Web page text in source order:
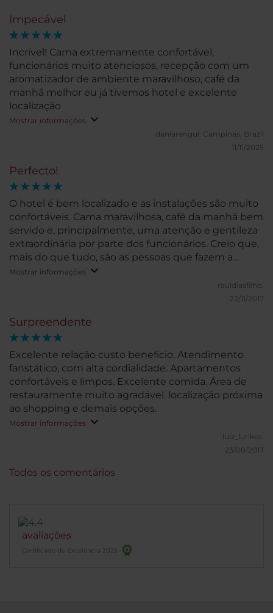
Impecável
Incrível! Cama extremamente confortável,
funcionários muito atenciosos, recepção com um
aromatizador de ambiente maravilhoso, café da
manhã melhor eu já tivemos hotel e excelente
localização
Mostrar informações
daniarengui. Campinas, Brazil
11/11/2025
Perfecto!
O hotel é bem localizado e as instalações são muito
confortáveis. Cama maravilhosa, café da manhã bem
servido e, principalmente, uma atenção e gentileza
extraordinária por parte dos funcionários. Creio que,
mais do que tudo, são as pessoas que fazem a
diferença.
Mostrar informações
rauldiasfilho.
22/11/2017
Surpreendente
Excelente relação custo benefício. Atendimento
fanstático, com alta cordialidade. Apartamentos
confortáveis e limpos. Excelente comida. Área de
restauramente muito agradável. localização próxima
ao shopping e demais opções.
Mostrar informações
luiz_lunkes.
23/08/2017
avaliações
Certificado de Excelência 2025
Todos os comentários